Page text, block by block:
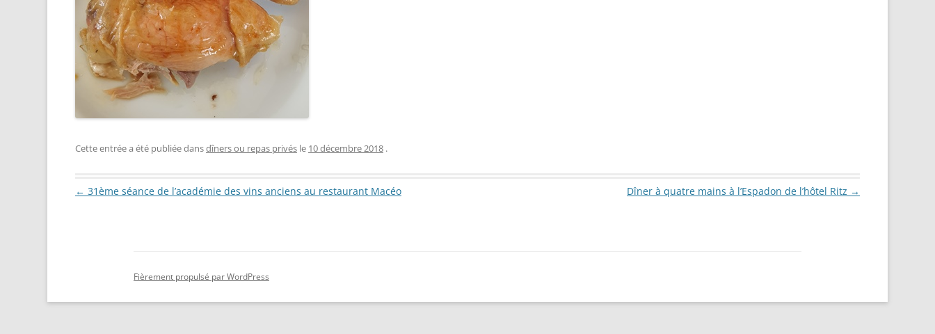
Cette entrée a été publiée dansdîners ou repas privés le 10 décembre 2018 .
Navigation des articles
← 31ème séance de l’académie des vins anciens au restaurant Macéo Dîner à quatre mains à l’Espadon de l’hôtel Ritz →
Fièrement propulsé par WordPress